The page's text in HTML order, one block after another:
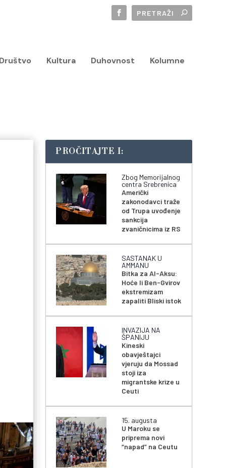
Kultura Duhovnost Kolumne
PROČITAJTE I:
Zbog Memorijalnog
centra Srebrenica
Američki
zakonodavci traže
od Trupa uvođenje
sankcija
zvaničnicima iz RS
SASTANAK U
AMMANU
Bitka za Al-Aksu:
Hoće li Ben-Gvirov
ekstremizam
zapaliti Bliski istok
INVAZIJA NA
ŠPANIJU
Kineski
obavještajci
vjeruju da Mossad
stoji iza
migrantske krize u
Ceuti
15. augusta
U Maroku se
priprema novi
“napad” na Ceutu